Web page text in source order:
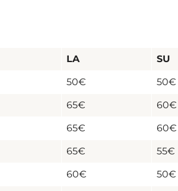
LA SU
50€ 50€
65€ 60€
65€ 60€
65€ 55€
60€ 50€